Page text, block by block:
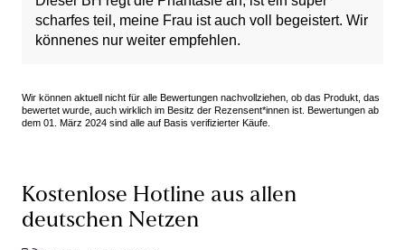
scharfes teil, meine Frau ist auch voll begeistert. Wir
könnenes nur weiter empfehlen.
Wir können aktuell nicht für alle Bewertungen nachvollziehen, ob das Produkt, das
bewertet wurde, auch wirklich im Besitz der Rezensent*innen ist. Bewertungen ab
dem 01. März 2024 sind alle auf Basis verifizierter Käufe.
Kostenlose Hotline aus allen
deutschen Netzen